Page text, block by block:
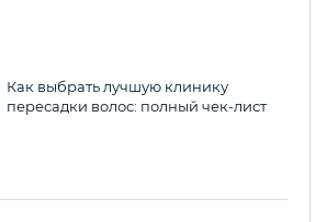
Как выбрать лучшую клинику
пересадки волос: полный чек-лист